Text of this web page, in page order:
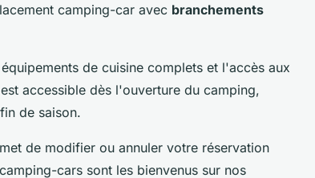
camping-car avec branchements
de cuisine complets et l'accès aux
est accessible dès l'ouverture du camping,
de saison.
de modifier ou annuler votre réservation
cars sont les bienvenus sur nos